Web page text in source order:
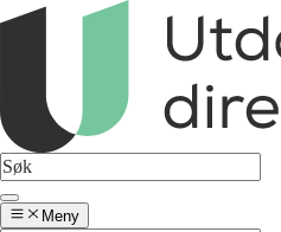
Meny